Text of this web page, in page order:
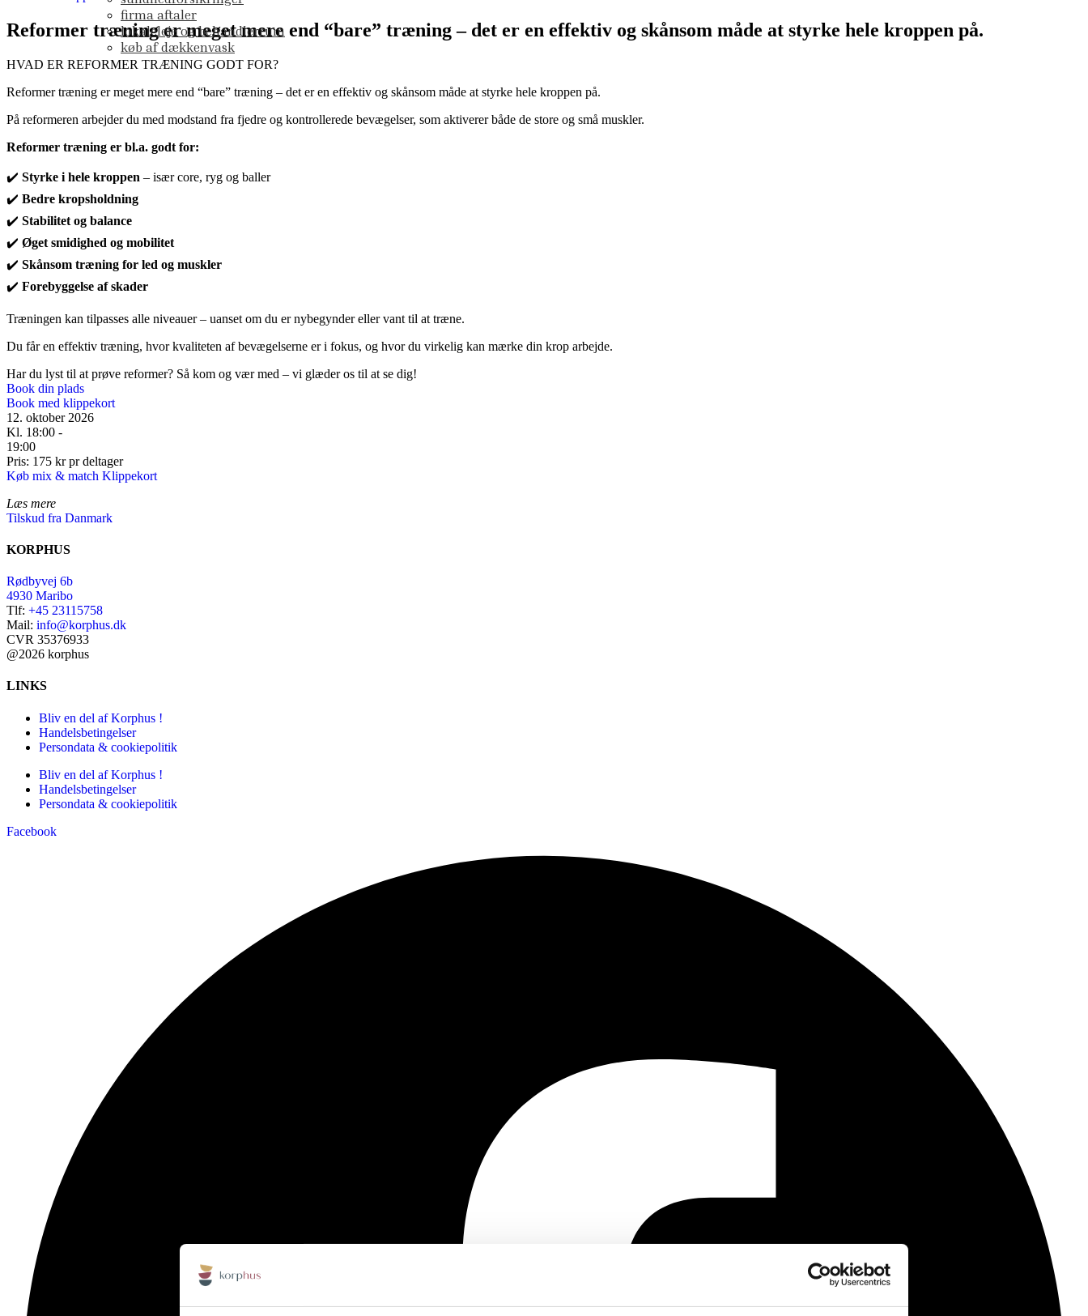
firma aftaler
lokaleleje og behandlerrum
køb af dækkenvask
Reformer træning er meget mere end “bare” træning – det er en effektiv og skånsom måde at styrke hele kroppen på.
HVAD ER REFORMER TRÆNING GODT FOR?
Reformer træning er meget mere end “bare” træning – det er en effektiv og skånsom måde at styrke hele kroppen på.
På reformeren arbejder du med modstand fra fjedre og kontrollerede bevægelser, som aktiverer både de store og små muskler.
Reformer træning er bl.a. godt for:
✔️ Styrke i hele kroppen – især core, ryg og baller
✔️ Bedre kropsholdning
✔️ Stabilitet og balance
✔️ Øget smidighed og mobilitet
✔️ Skånsom træning for led og muskler
✔️ Forebyggelse af skader
Træningen kan tilpasses alle niveauer – uanset om du er nybegynder eller vant til at træne.
Du får en effektiv træning, hvor kvaliteten af bevægelserne er i fokus, og hvor du virkelig kan mærke din krop arbejde.
Har du lyst til at prøve reformer? Så kom og vær med – vi glæder os til at se dig!
Book din plads
Book med klippekort
12. oktober 2026
Kl. 18:00 -
19:00
Pris: 175 kr pr deltager
Køb mix & match Klippekort
Læs mere
Tilskud fra Danmark
KORPHUS
Rødbyvej 6b
4930 Maribo
Tlf: +45 23115758
Mail: info@korphus.dk
CVR 35376933
@2026 korphus
LINKS
Bliv en del af Korphus !
Handelsbetingelser
Persondata & cookiepolitik
Bliv en del af Korphus !
Handelsbetingelser
Persondata & cookiepolitik
Facebook